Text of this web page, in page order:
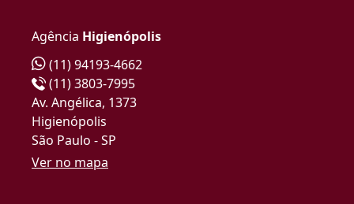
Agência Higienópolis
(11) 94193-4662
(11) 3803-7995
Av. Angélica, 1373
Higienópolis
São Paulo - SP
Ver no mapa